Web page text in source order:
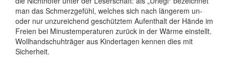
man das Schmerzgefühl, welches sich nach längerem un-
oder nur unzureichend geschütztem Aufenthalt der Hände im
Freien bei Minustemperaturen zurück in der Wärme einstellt.
Wollhandschuhträger aus Kindertagen kennen dies mit
Sicherheit.